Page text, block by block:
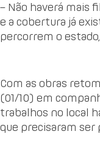
– Não haverá mais
e a cobertura já
percorrem o
Com as obras
(01/10) em
trabalhos no local
que precisaram ser